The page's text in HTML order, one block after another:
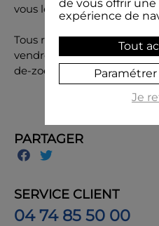
vous le souhaitez.
Tous renseignements : 04
vendredi ou par mail 24h/
de-zoe.com
PARTAGER
SERVICE CLIENT
04 74 85 50 00
de vous offrir
expérience de
Tout
Je